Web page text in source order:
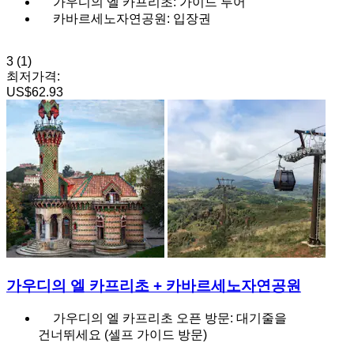
카바르세노자연공원: 입장권
3 (1)
최저가격:
US$62.93
가우디의 엘 카프리초 + 카바르세노자연공원
가우디의 엘 카프리초 오픈 방문: 대기줄을
건너뛰세요 (셀프 가이드 방문)